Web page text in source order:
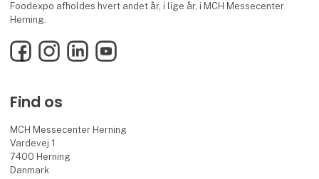
Foodexpo afholdes hvert andet år, i lige år, i MCH Messecenter
Herning.
FacebookInstagramLinkedInYouTube
Find os
MCH Messecenter Herning
Vardevej 1
7400 Herning
Danmark